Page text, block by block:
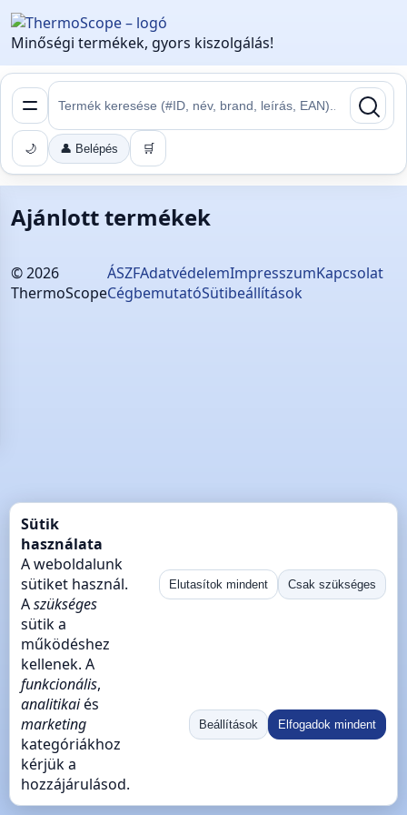
Minőségi termékek, gyors kiszolgálás!
🌙 👤 Belépés 🛒
Ajánlott termékek
©2026
ThermoScope
ÁSZFAdatvédelemImpresszumKapcsolat
CégbemutatóSütibeállítások
Sütik
használata
A weboldalunk
sütiket használ.
Aszükséges
sütik a
működéshez
kellenek. A
funkcionális,
analitikaiés
marketing
kategóriákhoz
kérjük a
hozzájárulásod.
Elutasítok mindent Csak szükséges
Beállítások Elfogadok mindent